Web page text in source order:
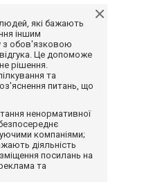
людей, які бажають
іншим
з обов'язковою
Це допоможе
рішення.
та
питань, що
ненормативної
компаніями;
діяльність
посилань на
та